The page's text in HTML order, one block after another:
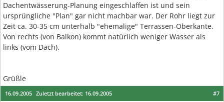
Dachentwässerung-Planung eingeschlaffen ist und sein
ursprüngliche "Plan" gar nicht machbar war. Der Rohr liegt zur
Zeit ca. 30-35 cm unterhalb "ehemalige" Terrassen-Oberkante.
Von rechts (von Balkon) kommt natürlich weniger Wasser als
links (vom Dach).
Grüßle
#7
16.09.2005 Zuletzt bearbeitet: 16.09.2005